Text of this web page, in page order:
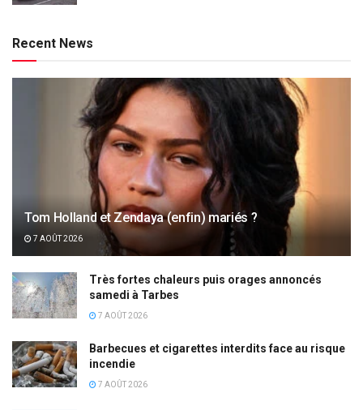
Recent News
Tom Holland et Zendaya (enfin) mariés ?
7 AOÛT 2026
Très fortes chaleurs puis orages annoncés
samedi à Tarbes
7 AOÛT 2026
Barbecues et cigarettes interdits face au risque
incendie
7 AOÛT 2026